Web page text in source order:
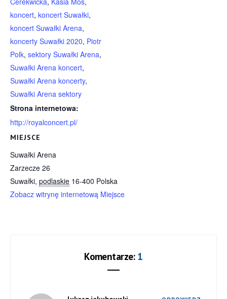
koncert, koncert Suwałki,
koncert Suwałki Arena,
koncerty Suwałki 2020, Piotr
Polk, sektory Suwałki Arena,
Suwałki Arena koncert,
Suwałki Arena koncerty,
Suwałki Arena sektory
Strona internetowa:
http://royalconcert.pl/
MIEJSCE
Suwałki Arena
Zarzecze 26
Suwałki, podlaskie 16-400 Polska
Zobacz witrynę internetową Miejsce
Komentarze: 1